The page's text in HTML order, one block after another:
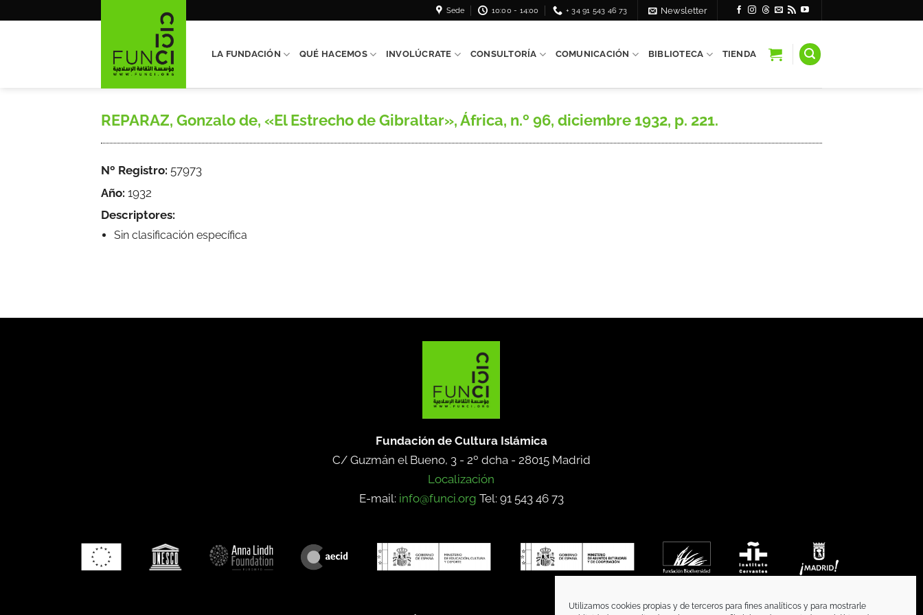
Utilizamos cookies propias y de terceros para fines analíticos y para mostrarle
Sede 10:00 - 14:00 + 34 91 543 46 73 Newsletter
LA FUNDACIÓN QUÉ HACEMOS INVOLÚCRATE CONSULTORÍA COMUNICACIÓN BIBLIOTECA TIENDA
REPARAZ, Gonzalo de, «El Estrecho de Gibraltar», África, n.º 96, diciembre 1932, p. 221.
Nº Registro: 57973
Año: 1932
Descriptores:
Sin clasificación específica
Fundación de Cultura Islámica
C/ Guzmán el Bueno, 3 - 2º dcha - 28015 Madrid
Localización
E-mail: info@funci.org Tel: 91 543 46 73